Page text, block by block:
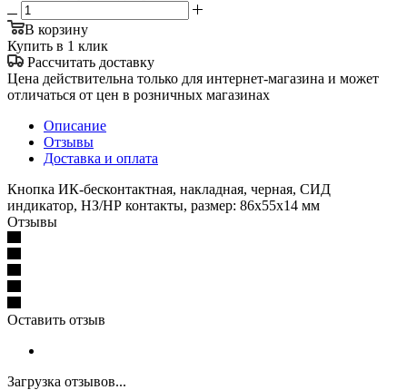
В корзину
Купить в 1 клик
Рассчитать доставку
Цена действительна только для интернет-магазина и может
отличаться от цен в розничных магазинах
Описание
Отзывы
Доставка и оплата
Кнопка ИК-бесконтактная, накладная, черная, СИД
индикатор, НЗ/НР контакты, размер: 86х55х14 мм
Отзывы
Оставить отзыв
Загрузка отзывов...